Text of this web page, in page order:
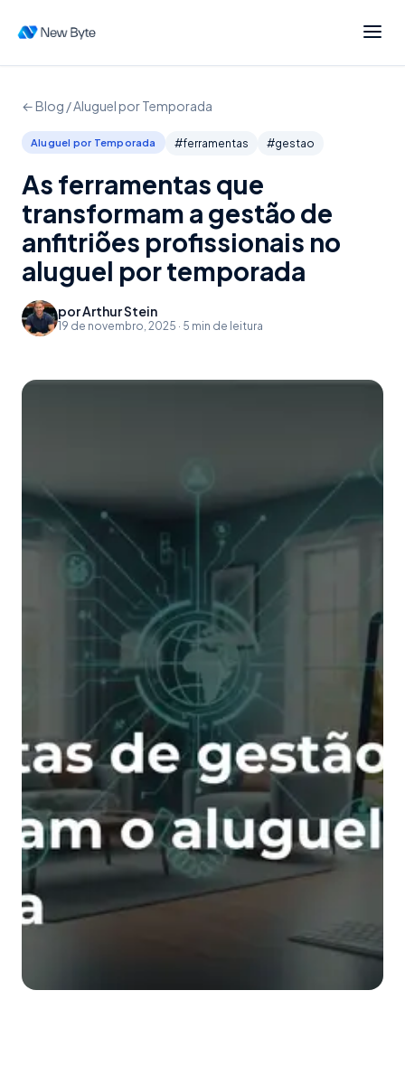
← Blog /Aluguel por Temporada
Aluguel por Temporada #ferramentas #gestao
As ferramentas que
transformam a gestão de
anfitriões profissionais no
aluguel por temporada
porArthur Stein
19 de novembro, 2025 · 5 min de leitura